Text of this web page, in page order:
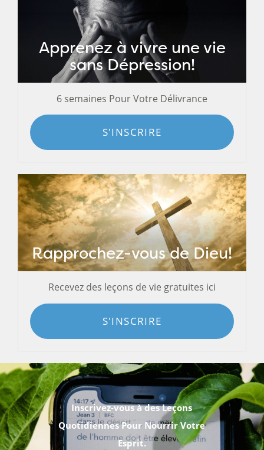
Apprenez à vivre une vie
sans Dépression!
6 semaines Pour Votre Délivrance
S'INSCRIRE
Rapprochez-vous de Dieu!
Recevez des leçons de vie gratuites ici
S'INSCRIRE
Inscrivez-vous à des Leçons
Quotidiennes Pour Nourrir Votre
Esprit.